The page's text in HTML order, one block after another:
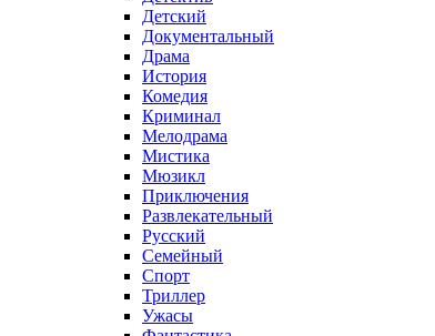
Детский
Документальный
Драма
История
Комедия
Криминал
Мелодрама
Мистика
Мюзикл
Приключения
Развлекательный
Русский
Семейный
Спорт
Триллер
Ужасы